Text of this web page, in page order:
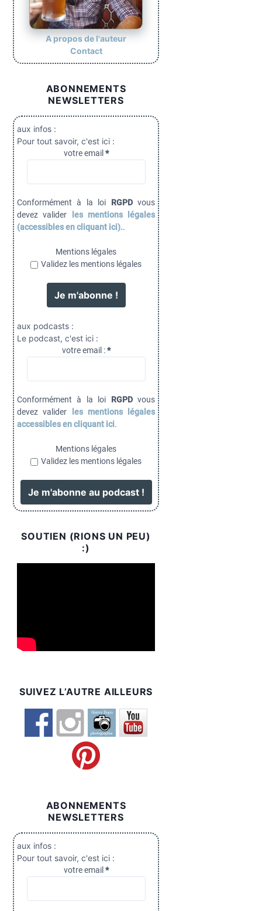
a
e
A propos de l'auteur
Contact
ABONNEMENTS
NEWSLETTERS
aux infos :
Pour tout savoir, c'est ici :
votre email *
Conformément à la loi RGPDvous
devez valider
les mentions légales
(accessibles en cliquant ici)..
Mentions légales
Validez les mentions légales
aux podcasts :
Le podcast, c'est ici :
votre email :*
Conformément à la loi RGPDvous
devez valider
les mentions légales
accessibles en cliquant ici.
Mentions légales
Validez les mentions légales
SOUTIEN (RIONS UN PEU)
:)
SUIVEZ L’AUTRE AILLEURS
ABONNEMENTS
NEWSLETTERS
aux infos :
Pour tout savoir, c'est ici :
votre email *